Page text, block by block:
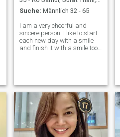
Suche: Männlich 32 - 65
I am a very cheerful and
sincere person. I like to start
each new day with a smile
and finish it with a smile too.
think that you need the mos